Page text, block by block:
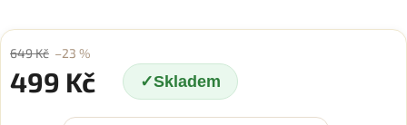
649 Kč –23 %
499 Kč Skladem